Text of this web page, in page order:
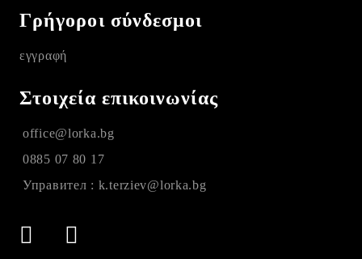
Γρήγοροι σύνδεσμοι
εγγραφή
Στοιχεία επικοινωνίας
office@lorka.bg
0885 07 80 17
Управител : k.terziev@lorka.bg